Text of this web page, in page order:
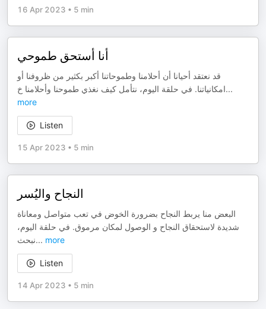
16 Apr 2023 • 5 min
أنا أستحق طموحي
قد نعتقد أحيانا أن أحلامنا وطموحاتنا أكبر بكثير من ظروفنا أو
امكانياتنا. في حلقة اليوم، نتأمل كيف نغذي طموحنا وأحلامنا خ...
more
Listen
15 Apr 2023 • 5 min
النجاح واليُسر
البعض منا يربط النجاح بضرورة الخوض في تعب متواصل ومعاناة
شديدة لاستحقاق النجاح و الوصول لمكان مرموق. في حلقة اليوم،
نبحث... more
Listen
14 Apr 2023 • 5 min